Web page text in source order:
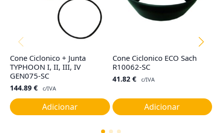
Cone Ciclonico + Junta
TYPHOON I, II, III, IV
GEN075-SC
144.89 € c/IVA
Adicionar
Cone Ciclonico ECO Sach
R10062-SC
41.82 € c/IVA
Adicionar